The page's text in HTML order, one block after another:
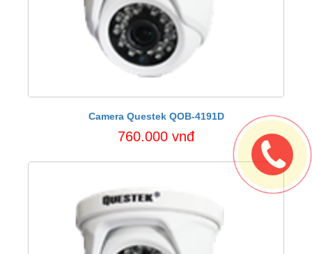
Camera Questek QOB-4191D
760.000 vnđ